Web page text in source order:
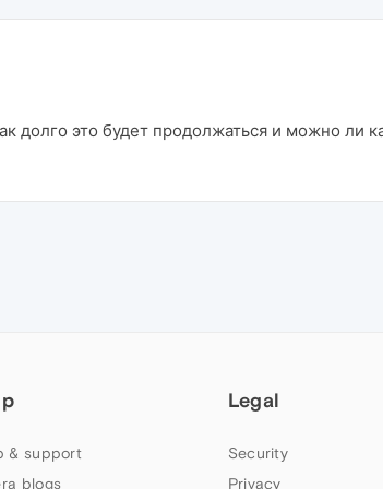
долго это будет продолжаться и можно ли
& support
blogs
Legal
Security
Privacy